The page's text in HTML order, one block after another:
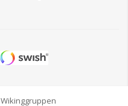
Wikinggruppen